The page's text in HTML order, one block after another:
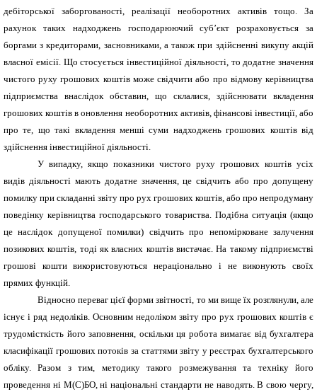
дебіторської заборгованості, реалізації необоротних активів тощо. За
рахунок таких надходжень господарюючий суб’єкт розраховується за
боргами з кредиторами, засновниками, а також при здійсненні викупу акцій
власної емісії. Що стосується інвестиційної діяльності, то додатне значення
чистого руху грошових коштів може свідчити або про відмову керівництва
підприємства внаслідок обставин, що склалися, здійснювати вкладення
грошових коштів в оновлення необоротних активів, фінансові інвестиції, або
про те, що такі вкладення менші суми надходжень грошових коштів від
здійснення інвестиційної діяльності.
У випадку, якщо показники чистого руху грошових коштів усіх
видів діяльності мають додатне значення, це свідчить або про допущену
помилку при складанні звіту про рух грошових коштів, або про непродуману
поведінку керівництва господарського товариства. Подібна ситуація (якщо
це наслідок допущеної помилки) свідчить про непомірковане залучення
позикових коштів, тоді як власних коштів вистачає. На такому підприємстві
грошові кошти використовуються нераціонально і не виконують своїх
прямих функцій.
Відносно переваг цієї форми звітності, то ми вище їх розглянули, але
існує і ряд недоліків. Основним недоліком звіту про рух грошових коштів є
трудомісткість його заповнення, оскільки ця робота вимагає від бухгалтера
класифікації грошових потоків за статтями звіту у реєстрах бухгалтерського
обліку. Разом з тим, методику такого розмежування та техніку його
проведення ні М(С)БО, ні національні стандарти не наводять. В свою чергу,